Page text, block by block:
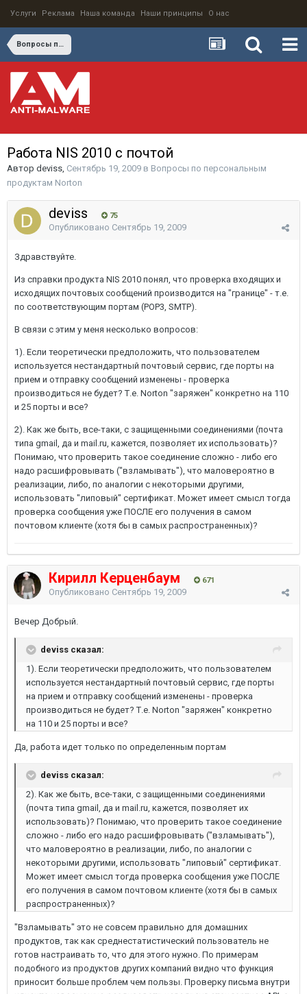
Услуги Реклама Наша команда Наши принципы О нас
Вопросы по персональным продуктам Norton
Работа NIS 2010 c почтой
Автор deviss, Сентябрь 19, 2009 в Вопросы по персональным
продуктам Norton
deviss 75
Опубликовано Сентябрь 19, 2009
Здравствуйте.
Из справки продукта NIS 2010 понял, что проверка входящих и
исходящих почтовых сообщений производится на "границе" - т.е.
по соответствующим портам (POP3, SMTP).
В связи с этим у меня несколько вопросов:
1). Если теоретически предположить, что пользователем
используется нестандартный почтовый сервис, где порты на
прием и отправку сообщений изменены - проверка
производиться не будет? Т.е. Norton "заряжен" конкретно на 110
и 25 порты и все?
2). Как же быть, все-таки, с защищенными соединениями (почта
типа gmail, да и mail.ru, кажется, позволяет их использовать)?
Понимаю, что проверить такое соединение сложно - либо его
надо расшифровывать ("взламывать"), что маловероятно в
реализации, либо, по аналогии с некоторыми другими,
использовать "липовый" сертификат. Может имеет смысл тогда
проверка сообщения уже ПОСЛЕ его получения в самом
почтовом клиенте (хотя бы в самых распространенных)?
Кирилл Керценбаум 671
Опубликовано Сентябрь 19, 2009
Вечер Добрый.
deviss сказал:
1). Если теоретически предположить, что пользователем
используется нестандартный почтовый сервис, где порты
на прием и отправку сообщений изменены - проверка
производиться не будет? Т.е. Norton "заряжен" конкретно
на 110 и 25 порты и все?
Да, работа идет только по определенным портам
deviss сказал:
2). Как же быть, все-таки, с защищенными соединениями
(почта типа gmail, да и mail.ru, кажется, позволяет их
использовать)? Понимаю, что проверить такое соединение
сложно - либо его надо расшифровывать ("взламывать"),
что маловероятно в реализации, либо, по аналогии с
некоторыми другими, использовать "липовый" сертификат.
Может имеет смысл тогда проверка сообщения уже ПОСЛЕ
его получения в самом почтовом клиенте (хотя бы в самых
распространенных)?
"Взламывать" это не совсем правильно для домашних
продуктов, так как среднестатистический пользователь не
готов настраивать то, что для этого нужно. По примерам
подобного из продуктов других компаний видно что функция
приносит больше проблем чем пользы. Проверку письма внутри